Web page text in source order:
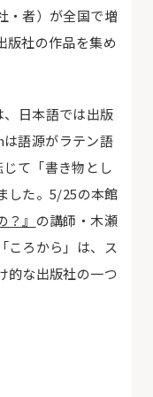
・者）が全国で増
版社の作品を集め
、日本語では出版
は語源がラテン語
て「書き物とし
した。5/25の本館
』 の講師・木瀬
ころから」は、ス
的な出版社の一つ